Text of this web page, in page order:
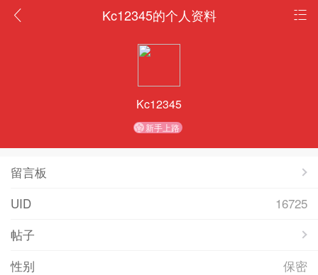
Kc12345的个人资料
Kc12345
新手上路
留言板
UID
16725
帖子
性别
保密